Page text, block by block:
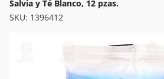
Salvia y Té Blanco, 12 pzas.
SKU: 1396412